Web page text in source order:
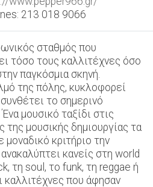
213 018 9066
σταθμός που
τόσο τους καλλιτέχνες όσο
παγκόσμια σκηνή.
της πόλης, κυκλοφορεί
το σημερινό
μουσικό ταξίδι στις
της μουσικής δημιουργίας τα
μοναδικό κριτήριο την
κανείς στη world
τη soul, το funk, τη reggae ή
καλλιτέχνες που άφησαν